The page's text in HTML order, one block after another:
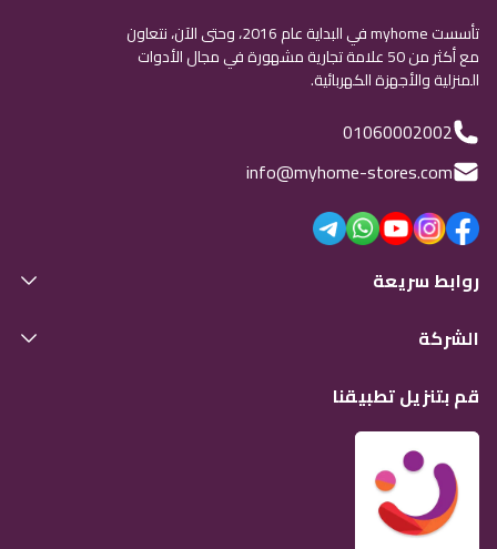
تأسست myhome في البداية عام 2016، وحتى الآن، نتعاون
مع أكثر من 50 علامة تجارية مشهورة في مجال الأدوات
المنزلية والأجهزة الكهربائية.
01060002002
info@myhome-stores.com
روابط سريعة
الشركة
قم بتنزيل تطبيقنا